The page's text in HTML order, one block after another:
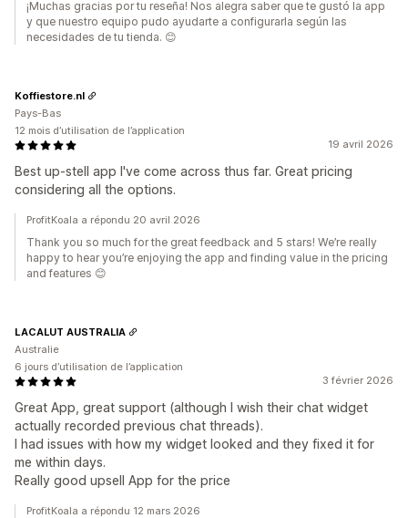
¡Muchas gracias por tu reseña! Nos alegra saber que te gustó la app
y que nuestro equipo pudo ayudarte a configurarla según las
necesidades de tu tienda. 😊
19 avril 2026
Best up-stell app I've come across thus far. Great pricing
considering all the options.
Koffiestore.nl
Pays-Bas
12 mois d’utilisation de l’application
ProfitKoala a répondu 20 avril 2026
Thank you so much for the great feedback and 5 stars! We’re really
happy to hear you’re enjoying the app and finding value in the pricing
and features 😊
3 février 2026
Great App, great support (although I wish their chat widget
actually recorded previous chat threads).
I had issues with how my widget looked and they fixed it for
me within days.
Really good upsell App for the price
LACALUT AUSTRALIA
Australie
6 jours d’utilisation de l’application
ProfitKoala a répondu 12 mars 2026